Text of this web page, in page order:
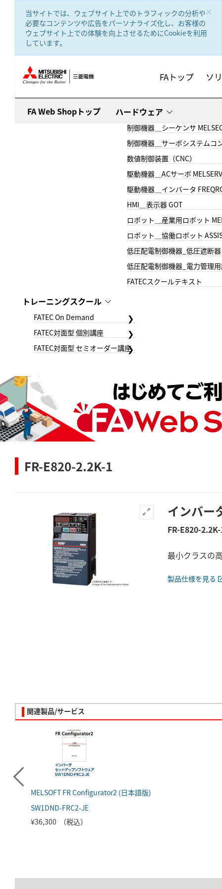
×
当サイトでは、ウェブサイト上でのトラフィックの分析や
必要なコンテンツや広告をパーソナライズ化し、お客様の
ウェブサイト上での体験を向上させるためにCookieを利用
しています。
FAトップ ソ
FA Web Shopトップ ハードウェア
制御機器＿シーケンサ
制御機器＿サーボシステムコ
数値制御装置（CNC）
駆動機器＿ACサーボ
駆動機器＿インバータ
HMI＿表示器 GOT
ロボット＿産業用ロボット
ロボット＿協働ロボット
低圧配電制御機器_低圧遮断器
低圧配電制御機器_電力管理
FATECスクールテキスト
トレーニングスクール
FATEC On Demand
FATEC対面型 個別講座
FATEC対面型 セミオーダー講座
FR-E820-2.2K-1
インバー
FR-E820-
最小クラスの
製品仕様を見る
関連製品/サービス
MELSOFT FR Configurator2 (日本語版)
SW1DND-FRC2-JE
¥36,300 （税込）